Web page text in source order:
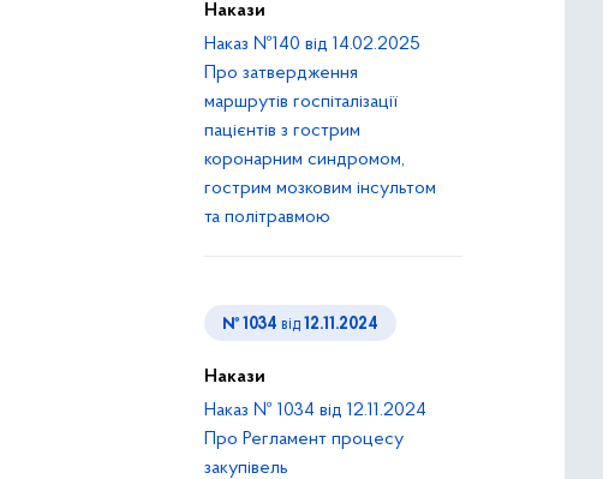
Накази
Наказ №140 від 14.02.2025
Про затвердження
маршрутів госпіталізації
пацієнтів з гострим
коронарним синдромом,
гострим мозковим інсультом
та політравмою
№ 1034 від 12.11.2024
Накази
Наказ № 1034 від 12.11.2024
Про Регламент процесу
закупівель